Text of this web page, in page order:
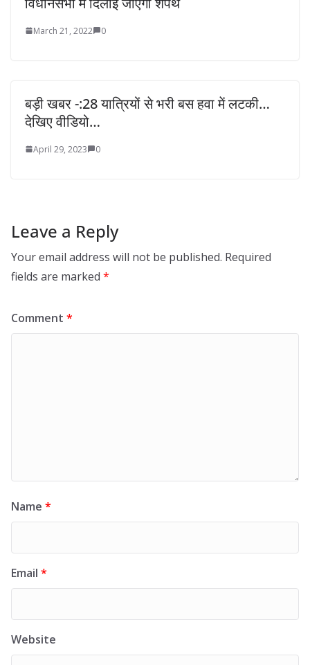
March 21, 2022 0
बड़ी खबर -:28 यात्रियों से भरी बस हवा में लटकी…
देखिए वीडियो…
April 29, 2023 0
Leave a Reply
Your email address will not be published. Required
fields are marked *
Comment *
Name *
Email *
Website